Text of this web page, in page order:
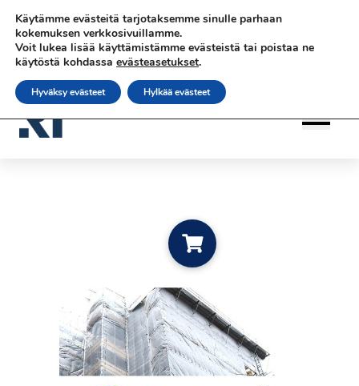
Ota yhteyttä | Tilaa uutiskirje
RATEKO Akatemia | Suomi
Add to cart
Käytämme evästeitä tarjotaksemme sinulle parhaan
kokemuksen verkkosivuillamme.
Voit lukea lisää käyttämistämme evästeistä tai poistaa ne
käytöstä kohdassa evästeasetukset.
Hyväksy evästeet Hylkää evästeet